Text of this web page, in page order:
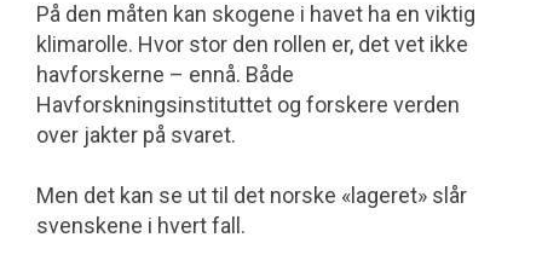
På den måten kan skogene i havet ha en viktig
klimarolle. Hvor stor den rollen er, det vet ikke
havforskerne – ennå. Både
Havforskningsinstituttet og forskere verden
over jakter på svaret.
Men det kan se ut til det norske «lageret» slår
svenskene i hvert fall.